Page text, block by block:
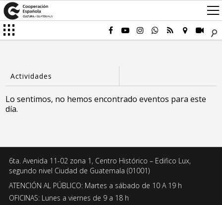
Lo sentimos, no hemos encontrado eventos para este
día.
6ta. Avenida 11-02 zona 1, Centro Histórico – Edifico Lux,
segundo nivel Ciudad de Guatemala (01001)
ATENCIÓN AL PÚBLICO: Martes a sábado de 10 A 19 h
OFICINAS: Lunes a viernes de 9 a 18 h